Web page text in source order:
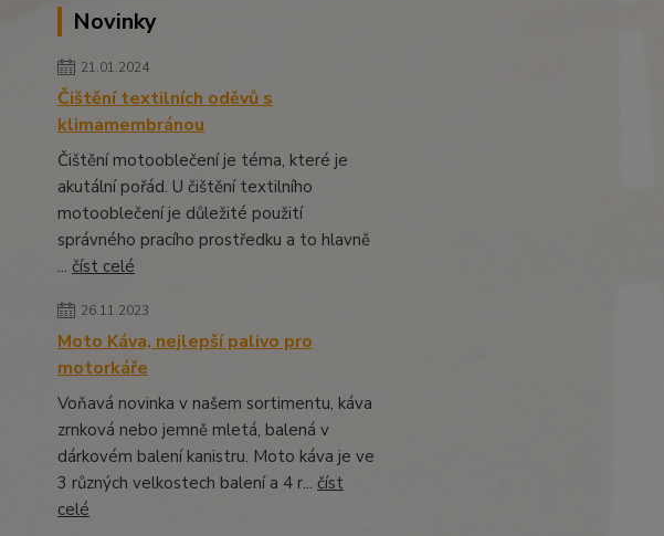
Novinky
21.01.2024
Čištění textilních oděvů s
klimamembránou
Čištění motooblečení je téma, které je
akutální pořád. U čištění textilního
motooblečení je důležité použití
správného pracího prostředku a to hlavně
... číst celé
26.11.2023
Moto Káva, nejlepší palivo pro
motorkáře
Voňavá novinka v našem sortimentu, káva
zrnková nebo jemně mletá, balená v
dárkovém balení kanistru. Moto káva je ve
3 různých velkostech balení a 4 r... číst
celé